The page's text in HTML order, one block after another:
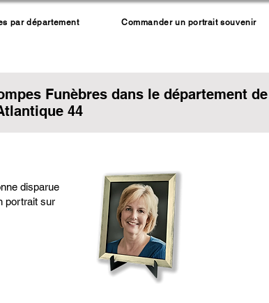
par département Commander un portrait souvenir
Funèbres dans le département
44
disparue
portrait sur